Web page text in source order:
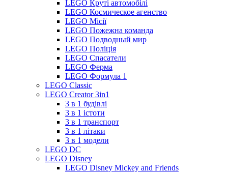
LEGO Круті автомобілі
LEGO Космическое агенство
LEGO Місії
LEGO Пожежна команда
LEGO Подводный мир
LEGO Поліція
LEGO Спасатели
LEGO Ферма
LEGO Формула 1
LEGO Classic
LEGO Creator 3in1
3 в 1 будівлі
3 в 1 істоти
3 в 1 транспорт
3 в 1 літаки
3 в 1 модели
LEGO DC
LEGO Disney
LEGO Disney Mickey and Friends